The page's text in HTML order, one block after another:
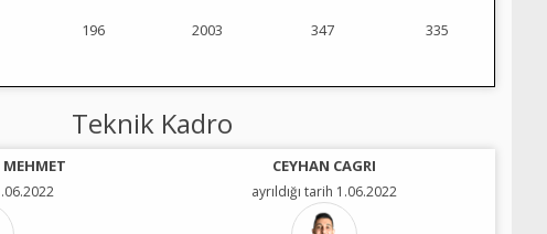
196 2003 347 335
Teknik Kadro
CEYHAN CAGRI
ayrıldığı tarih 1.06.2022